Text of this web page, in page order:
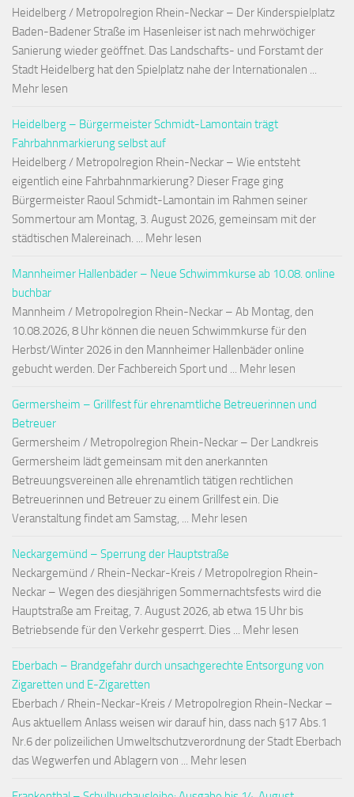
Heidelberg / Metropolregion Rhein-Neckar – Der Kinderspielplatz
Baden-Badener Straße im Hasenleiser ist nach mehrwöchiger
Sanierung wieder geöffnet. Das Landschafts- und Forstamt der
Stadt Heidelberg hat den Spielplatz nahe der Internationalen ...
Mehr lesen
Heidelberg – Bürgermeister Schmidt-Lamontain trägt
Fahrbahnmarkierung selbst auf
Heidelberg / Metropolregion Rhein-Neckar – Wie entsteht
eigentlich eine Fahrbahnmarkierung? Dieser Frage ging
Bürgermeister Raoul Schmidt-Lamontain im Rahmen seiner
Sommertour am Montag, 3. August 2026, gemeinsam mit der
städtischen Malereinach. ... Mehr lesen
Mannheimer Hallenbäder – Neue Schwimmkurse ab 10.08. online
buchbar
Mannheim / Metropolregion Rhein-Neckar – Ab Montag, den
10.08.2026, 8 Uhr können die neuen Schwimmkurse für den
Herbst/Winter 2026 in den Mannheimer Hallenbäder online
gebucht werden. Der Fachbereich Sport und ... Mehr lesen
Germersheim – Grillfest für ehrenamtliche Betreuerinnen und
Betreuer
Germersheim / Metropolregion Rhein-Neckar – Der Landkreis
Germersheim lädt gemeinsam mit den anerkannten
Betreuungsvereinen alle ehrenamtlich tätigen rechtlichen
Betreuerinnen und Betreuer zu einem Grillfest ein. Die
Veranstaltung findet am Samstag, ... Mehr lesen
Neckargemünd – Sperrung der Hauptstraße
Neckargemünd / Rhein-Neckar-Kreis / Metropolregion Rhein-
Neckar – Wegen des diesjährigen Sommernachtsfests wird die
Hauptstraße am Freitag, 7. August 2026, ab etwa 15 Uhr bis
Betriebsende für den Verkehr gesperrt. Dies ... Mehr lesen
Eberbach – Brandgefahr durch unsachgerechte Entsorgung von
Zigaretten und E-Zigaretten
Eberbach / Rhein-Neckar-Kreis / Metropolregion Rhein-Neckar –
Aus aktuellem Anlass weisen wir darauf hin, dass nach §17 Abs.1
Nr.6 der polizeilichen Umweltschutzverordnung der Stadt Eberbach
das Wegwerfen und Ablagern von ... Mehr lesen